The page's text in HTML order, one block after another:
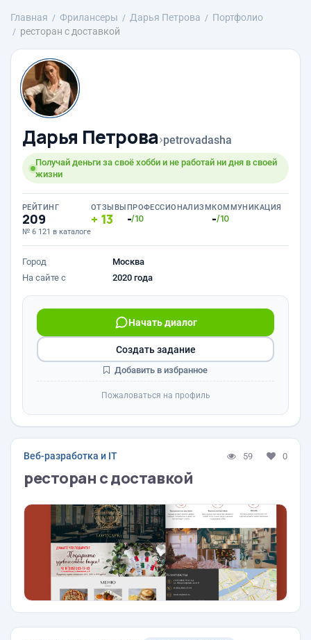
Главная Фрилансеры Дарья Петрова
Портфолио
ресторан с доставкой
Дарья Петрова›petrovadasha
Получай деньги за своё хобби и не работай ни дня в своей
жизни
РЕЙТИНГ
209
№ 6 121 в каталоге
ОТЗЫВЫ
13
ПРОФЕССИОНАЛИЗМ
-/10
КОММУНИКАЦИЯ
-/10
Город
Москва
На сайте с
2020 года
Начать диалог
Создать задание
Добавить в избранное
Пожаловаться на профиль
Веб-разработка и IT 59 0
ресторан с доставкой